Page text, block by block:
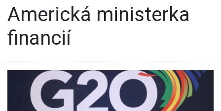
americká ministerka
financií